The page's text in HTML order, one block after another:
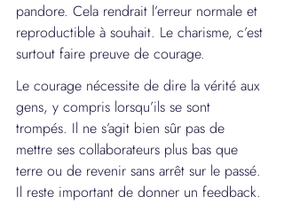
pandore. Cela rendrait l’erreur normale et
reproductible à souhait. Le charisme, c’est
surtout faire preuve de courage.
Le courage nécessite de dire la vérité aux
gens, y compris lorsqu’ils se sont
trompés. Il ne s’agit bien sûr pas de
mettre ses collaborateurs plus bas que
terre ou de revenir sans arrêt sur le passé.
Il reste important de donner un feedback.